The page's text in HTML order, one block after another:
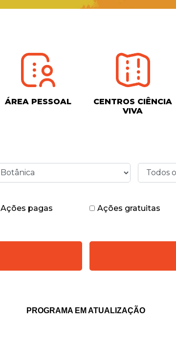
ÁREA PESSOAL
CENTROS CIÊNCIA
VIVA
Ações pagas
Ações gratuitas
PROGRAMA EM ATUALIZAÇÃO